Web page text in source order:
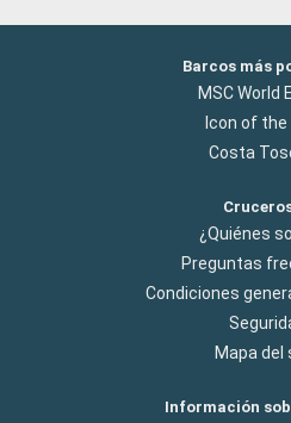
Barcos más
MSC World
Icon of the
Costa
¿Quiénes
Preguntas
Condiciones
Mapa del
Información